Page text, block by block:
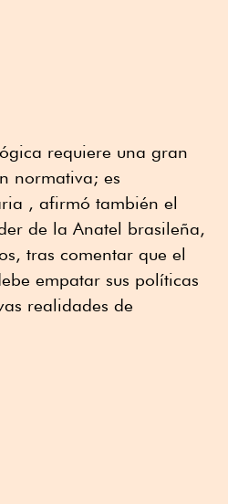
requiere una gran
normativa; es
, afirmó también el
de la Anatel brasileña,
tras comentar que el
empatar sus políticas
realidades de